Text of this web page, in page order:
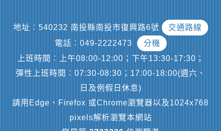
地址︰540232 南投縣南投市復興路6號
交通路線
電話︰049-2222473
分機
上班時間︰上午08:00-12:00；下午13:30-17:30；
彈性上班時間︰07:30-08:30；17:00-18:00(週六、
日及例假日休息)
請用Edge、Firefox 或Chrome瀏覽器以及1024x768
pixels解析瀏覽本網站